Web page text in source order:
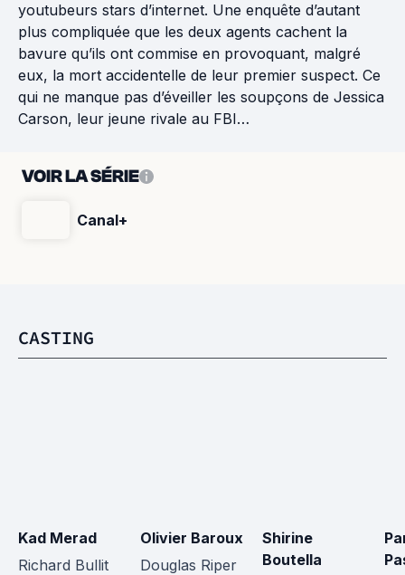
youtubeurs stars d’internet. Une enquête d’autant
plus compliquée que les deux agents cachent la
bavure qu’ils ont commise en provoquant, malgré
eux, la mort accidentelle de leur premier suspect. Ce
qui ne manque pas d’éveiller les soupçons de Jessica
Carson, leur jeune rivale au FBI…
VOIR LA SÉRIE
Canal+
CASTING
Kad Merad
Richard Bullit
Olivier Baroux
Douglas Riper
Shirine
Boutella